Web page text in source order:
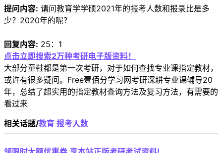
提问内容: 请问教育学学硕2021年的报考人数和报录比是多
少？2020年的呢？
回复内容: 25：1
点击立即搜索2万种考研电子版资料！
大部分童鞋都是第一次考研，对于如何查找专业课指定教材，
或许有很多疑问。Free壹佰分学习网考研深耕专业课辅导20
年，总结了超实用的指定教材查询方法及复习方法，有需要的
看过来
相关话题/教育 报考人数